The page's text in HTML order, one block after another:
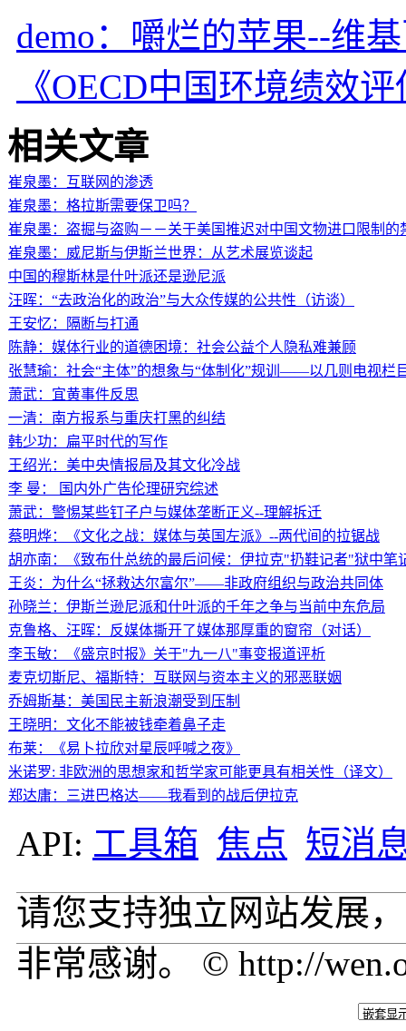
demo：嚼烂的苹果--维
《OECD中国环境绩效
相关文章
崔泉墨：互联网的渗透
崔泉墨：格拉斯需要保卫吗？
崔泉墨：盗掘与盗购－－关于美国推迟对中国文物进口限制的
崔泉墨：威尼斯与伊斯兰世界：从艺术展览谈起
中国的穆斯林是什叶派还是逊尼派
汪晖：“去政治化的政治”与大众传媒的公共性（访谈）
王安忆：隔断与打通
陈静：媒体行业的道德困境：社会公益个人隐私难兼顾
张慧瑜：社会“主体”的想象与“体制化”规训——以几则电视栏
萧武：宜黄事件反思
一清：南方报系与重庆打黑的纠结
韩少功：扁平时代的写作
王绍光：美中央情报局及其文化冷战
李 曼： 国内外广告伦理研究综述
萧武：警惕某些钉子户与媒体垄断正义--理解拆迁
蔡明烨：《文化之战：媒体与英国左派》--两代间的拉锯战
胡亦南：《致布什总统的最后问候：伊拉克"扔鞋记者"狱中笔
王炎：为什么“拯救达尔富尔”——非政府组织与政治共同体
孙晓兰：伊斯兰逊尼派和什叶派的千年之争与当前中东危局
克鲁格、汪晖：反媒体撕开了媒体那厚重的窗帘（对话）
李玉敏：《盛京时报》关于"九一八"事变报道评析
麦克切斯尼、福斯特：互联网与资本主义的邪恶联姻
乔姆斯基：美国民主新浪潮受到压制
王晓明：文化不能被钱牵着鼻子走
布莱：《易卜拉欣对星辰呼喊之夜》
米诺罗: 非欧洲的思想家和哲学家可能更具有相关性（译文）
郑达庸：三进巴格达——我看到的战后伊拉克
API: 工具箱 焦点 短消
请您支持独立网站发展
非常感谢。 © http://